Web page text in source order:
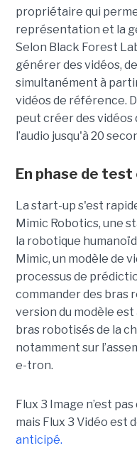
propriétaire qui
représentation et la
Selon Black Forest
générer des vidéos,
simultanément à
vidéos de référence.
peut créer des vidéos
l’audio jusqu'à 20
En phase de test
La start-up s'est
Mimic Robotics, une
la robotique
Mimic, un modèle de
processus de
commander des bras
version du modèle
bras robotisés de la
notamment sur
e-tron.
Flux 3 Image n’est
mais Flux 3 Vidéo est
anticipé.